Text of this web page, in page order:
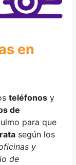
en
teléfonos y
de
para que
según los
y
de